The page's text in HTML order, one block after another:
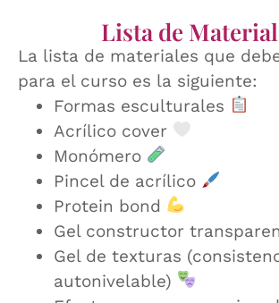
Lista de
La lista de materiales que
para el curso es la siguiente:
Formas esculturales
Acrílico cover
Monómero
Pincel de acrílico
Protein bond
Gel constructor
Gel de texturas
autonivelable)